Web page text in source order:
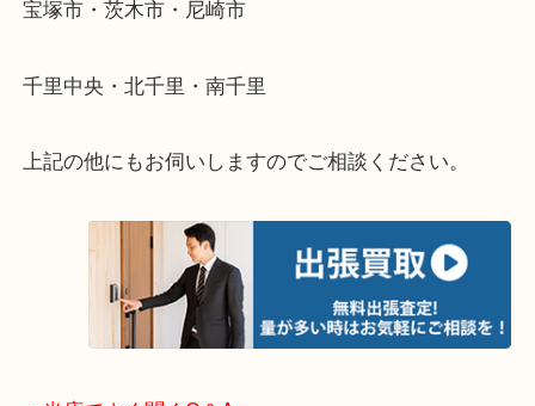
さい。
※下記エリアはご依頼が多いエリアです。
箕面市・池田市・吹田市・豊中市